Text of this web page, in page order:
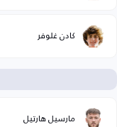
كادن غلوفر
مارسيل هارتيل